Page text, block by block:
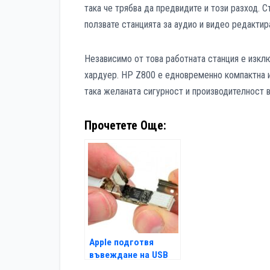
така че трябва да предвидите и този разход.
ползвате станцията за аудио и видео
Независимо от това работната станция е
хардуер. HP Z800 е едновременно компактна
така желаната сигурност и
Прочетете Още:
Apple подготвя
въвеждане на USB